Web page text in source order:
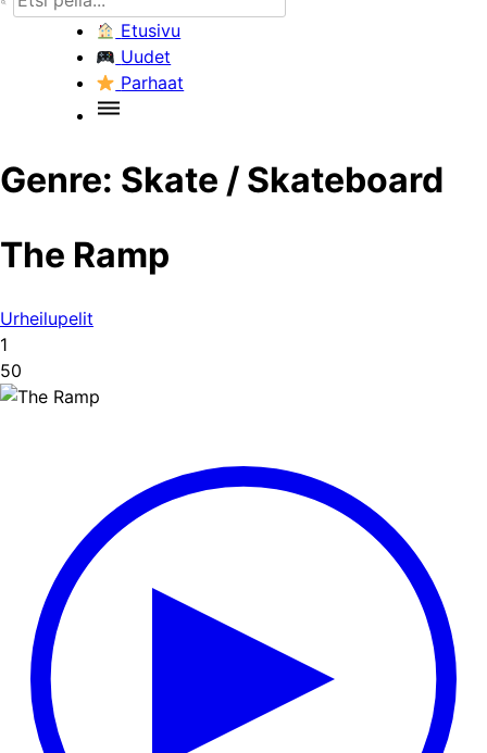
Etusivu
Uudet
Parhaat
Genre: Skate / Skateboard
The Ramp
Urheilupelit
1
50